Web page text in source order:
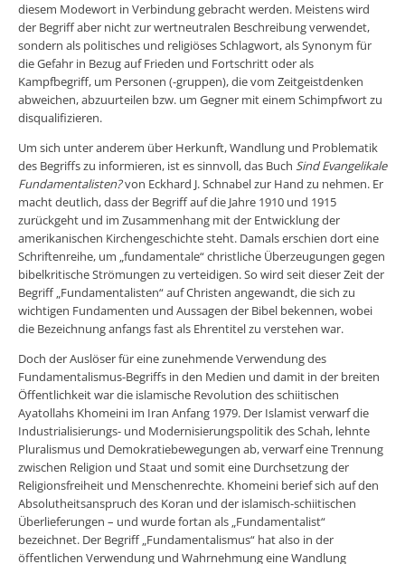
diesem Modewort in Verbindung gebracht werden. Meistens wird
der Begriff aber nicht zur wertneutralen Beschreibung verwendet,
sondern als politisches und religiöses Schlagwort, als Synonym für
die Gefahr in Bezug auf Frieden und Fortschritt oder als
Kampfbegriff, um Personen (-gruppen), die vom Zeitgeistdenken
abweichen, abzuurteilen bzw. um Gegner mit einem Schimpfwort zu
disqualifizieren.
Um sich unter anderem über Herkunft, Wandlung und Problematik
des Begriffs zu informieren, ist es sinnvoll, das Buch Sind Evangelikale
Fundamentalisten?von Eckhard J. Schnabel zur Hand zu nehmen. Er
macht deutlich, dass der Begriff auf die Jahre 1910 und 1915
zurückgeht und im Zusammenhang mit der Entwicklung der
amerikanischen Kirchengeschichte steht. Damals erschien dort eine
Schriftenreihe, um „fundamentale“ christliche Überzeugungen gegen
bibelkritische Strömungen zu verteidigen. So wird seit dieser Zeit der
Begriff „Fundamentalisten“ auf Christen angewandt, die sich zu
wichtigen Fundamenten und Aussagen der Bibel bekennen, wobei
die Bezeichnung anfangs fast als Ehrentitel zu verstehen war.
Doch der Auslöser für eine zunehmende Verwendung des
Fundamentalismus-Begriffs in den Medien und damit in der breiten
Öffentlichkeit war die islamische Revolution des schiitischen
Ayatollahs Khomeini im Iran Anfang 1979. Der Islamist verwarf die
Industrialisierungs- und Modernisierungspolitik des Schah, lehnte
Pluralismus und Demokratiebewegungen ab, verwarf eine Trennung
zwischen Religion und Staat und somit eine Durchsetzung der
Religionsfreiheit und Menschenrechte. Khomeini berief sich auf den
Absolutheitsanspruch des Koran und der islamisch-schiitischen
Überlieferungen – und wurde fortan als „Fundamentalist“
bezeichnet. Der Begriff „Fundamentalismus“ hat also in der
öffentlichen Verwendung und Wahrnehmung eine Wandlung